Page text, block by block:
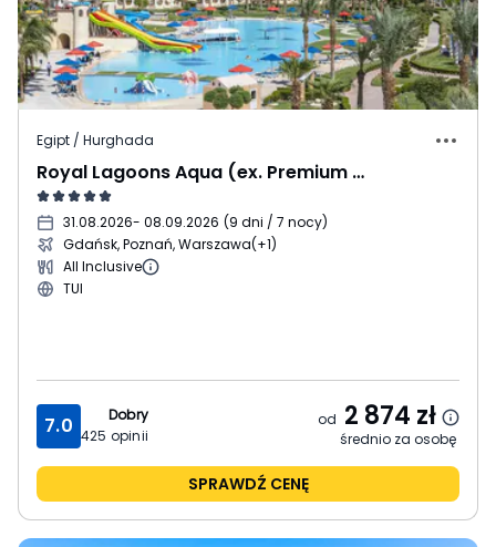
Egipt / Hurghada
Royal Lagoons Aqua (ex. Premium Blue)
31.08.2026- 08.09.2026 (9 dni / 7 nocy)
Gdańsk, Poznań, Warszawa(+1)
All Inclusive
TUI
7.0
Dobry
425 opinii
od 2 874 zł
średnio za osobę
SPRAWDŹ CENĘ